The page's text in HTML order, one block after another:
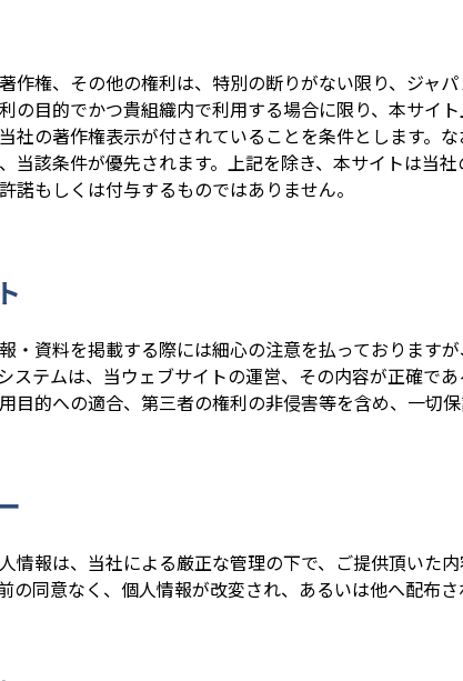
作権、その他の権利は、特別の断りがない限り、ジャ
の目的でかつ貴組織内で利用する場合に限り、本サイ
社の著作権表示が付されていることを条件とします。
当該条件が優先されます。上記を除き、本サイトは当
諾もしくは付与するものではありません。
・資料を掲載する際には細心の注意を払っております
ステムは、当ウェブサイトの運営、その内容が正確で
目的への適合、第三者の権利の非侵害等を含め、一切保
情報は、当社による厳正な管理の下で、ご提供頂いた
の同意なく、個人情報が改変され、あるいは他へ配布さ